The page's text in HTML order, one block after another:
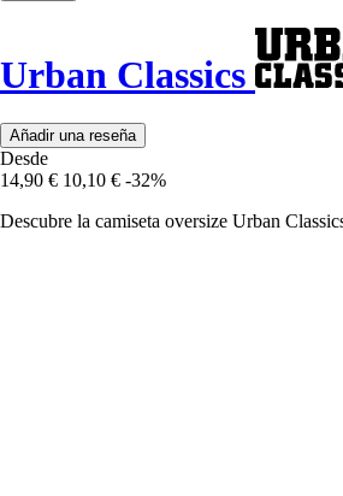
Urban Classics
Añadir una reseña
Desde
14,90 € 10,10 € -32%
Descubre la camiseta oversize Urban